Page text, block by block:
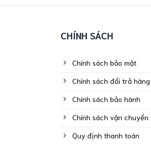
CHÍNH SÁCH
Chính sách bảo mật
Chính sách đổi trả hàng
Chính sách bảo hành
Chính sách vận chuyển
Quy định thanh toán